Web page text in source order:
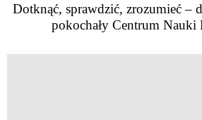
Dotknąć, sprawdzić, zrozumieć –
pokochały Centrum